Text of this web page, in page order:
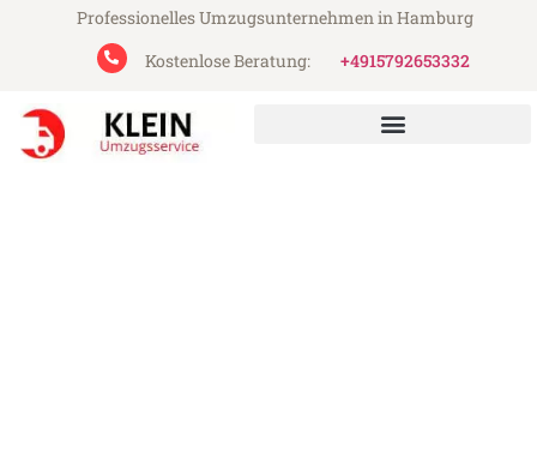
Professionelles Umzugsunternehmen in Hamburg
Kostenlose Beratung:
+4915792653332